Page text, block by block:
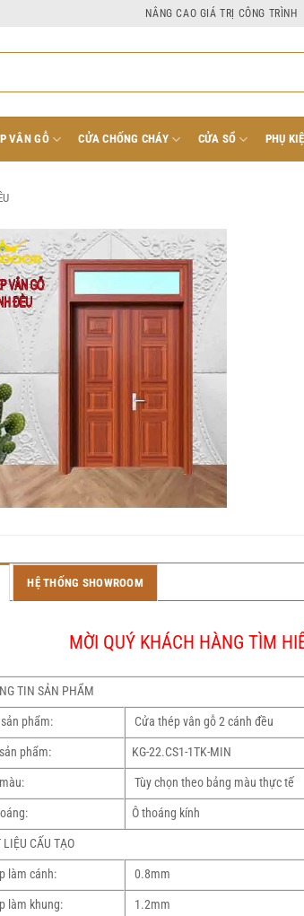
NÂNG CAO GIÁ TRỊ CÔNG TRÌNH
VÂN GỖ CỬA CHỐNG CHÁY CỬA SỔ PHỤ
HỆ THỐNG SHOWROOM
MỜI QUÝ KHÁCH HÀNG TÌM
TIN SẢN PHẨM
phẩm:
Cửa thép vân gỗ 2 cánh đều
phẩm:
KG-22.CS1-1TK-MIN
Tùy chọn theo bảng màu thực tế
Ô thoáng kính
LIỆU CẤU TẠO
làm cánh:
0.8mm
làm khung:
1.2mm